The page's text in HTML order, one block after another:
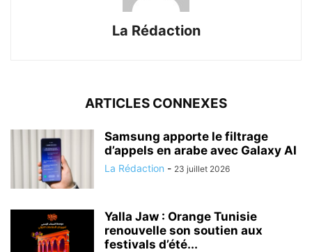
La Rédaction
ARTICLES CONNEXES
Samsung apporte le filtrage
d’appels en arabe avec Galaxy AI
La Rédaction - 23 juillet 2026
Yalla Jaw : Orange Tunisie
renouvelle son soutien aux
festivals d’été...